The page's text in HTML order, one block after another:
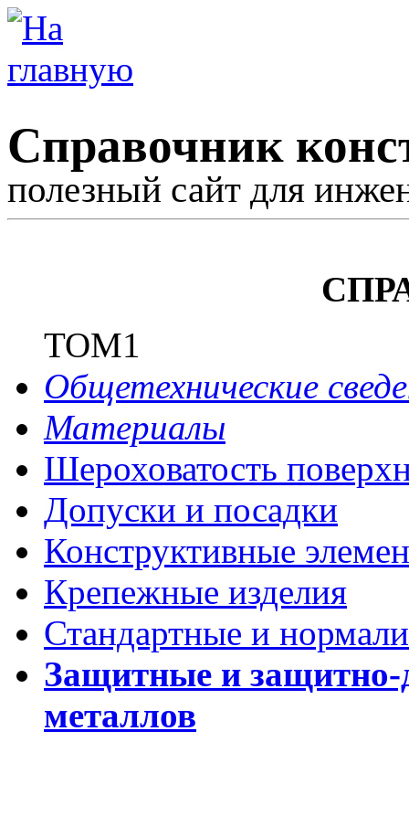
Справочник
полезный сайт для
ТОМ1
Общетехнические
Материалы
Шероховатость
Допуски и посадки
Конструктивные
Крепежные изделия
Стандартные и
Защитные и защитно-
металлов